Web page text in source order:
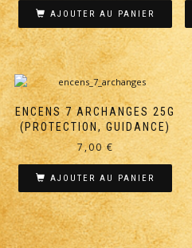
AJOUTER AU PANIER
ENCENS 7 ARCHANGES 25G
(PROTECTION, GUIDANCE)
7,00€
AJOUTER AU PANIER